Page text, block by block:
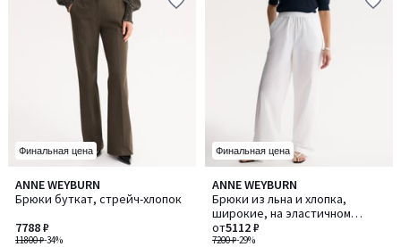
Финальная цена
ANNE WEYBURN
Брюки буткат, стрейч-хлопок
11800 ₽-34%
7788 ₽
4,6
/ 5
Финальная цена
ANNE WEYBURN
Брюки из льна и хлопка,
широкие, на эластичном
поясе
7200 ₽-29%
от5112 ₽
4,5
/ 5
Количество
цветов:
3